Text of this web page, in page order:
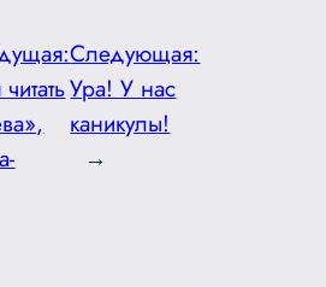
Следующая:
Ура! У нас
каникулы!
→